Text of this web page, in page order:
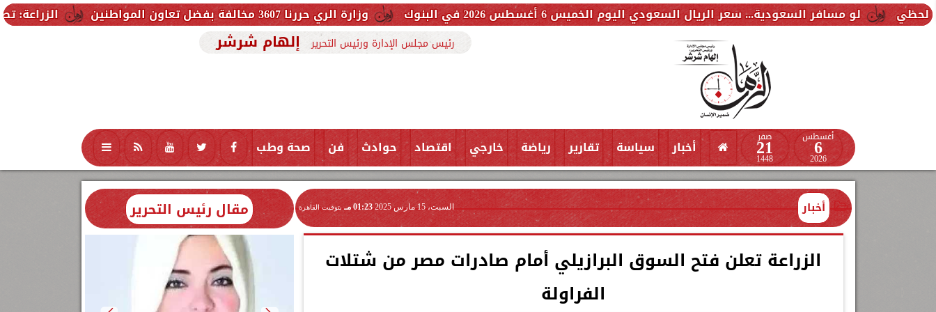
الزراعة: تصدر 712 ترخيص تشغيل جديد لمشروعات الثروة الحيوانية والداجنة.. وتسجيل 832 مخلوط أعلاف وزارة الري حررنا 3607 مخالفة بفضل تعاون المواطنين السعودية... سعر الريال السعودي اليوم الخميس 6 أغسطس 2026 في البنوك
رئيس مجلس الإدارة ورئيس التحرير إلهام شرشر
أغسطس
6
2026
صفر
21
1448
أخبار سياسة تقارير رياضة خارجي اقتصاد حوادث فن صحة وطب تكنولوجيا منوعات محافظات
أخبار السبت، 15 مارس 2025 01:23 مـ بتوقيت القاهرة
الزراعة تعلن فتح السوق البرازيلي أمام صادرات مصر من شتلات
الفراولة
مقال رئيس التحرير